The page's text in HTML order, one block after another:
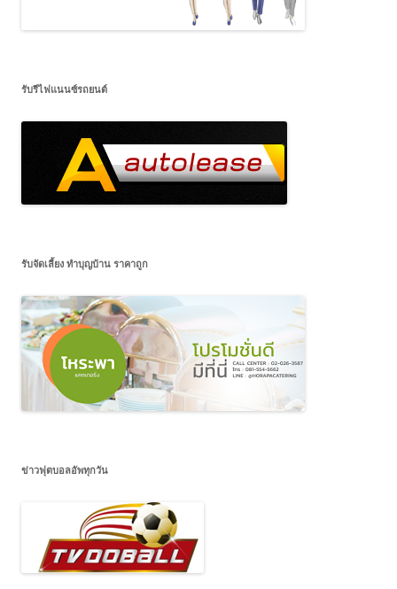
รับรีไฟแนนซ์รถยนต์
รับจัดเลี้ยง ทำบุญบ้าน ราคาถูก
ข่าวฟุตบอลอัพทุกวัน